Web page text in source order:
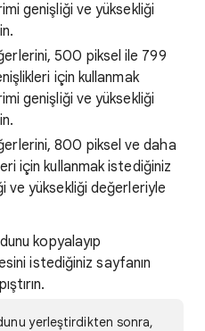
genişliği ve yüksekliği
500 piksel ile 799
için kullanmak
genişliği ve yüksekliği
800 piksel ve daha
için kullanmak istediğiniz
ve yüksekliği değerleriyle
kopyalayıp
istediğiniz sayfanın
yerleştirdikten sonra,